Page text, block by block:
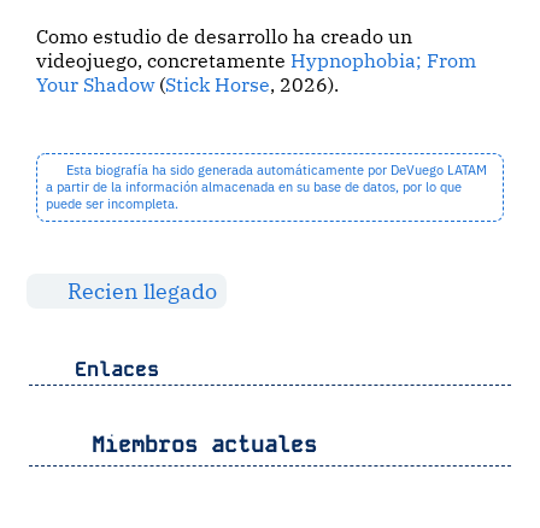
Como estudio de desarrollo ha creado un
videojuego, concretamenteHypnophobia; From
Your Shadow(Stick Horse, 2026).
Esta biografía ha sido generada automáticamente por DeVuego LATAM
a partir de la información almacenada en su base de datos, por lo que
puede ser incompleta.
Recien llegado
Enlaces
Miembros actuales